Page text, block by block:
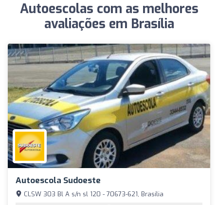
Autoescolas com as melhores
avaliações em Brasília
Autoescola Sudoeste
CLSW 303 Bl A s/n sl 120 - 70673-621, Brasília